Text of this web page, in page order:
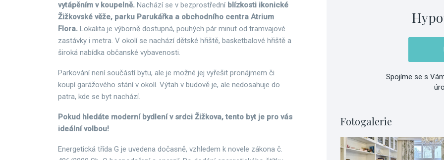
Spojíme se s
Fotogalerie
vytápěním v koupelně. Nachází se v bezprostřední blízkosti ikonické
Žižkovské věže, parku Parukářka a obchodního centra Atrium
Flora. Lokalita je výborně dostupná, pouhých pár minut od tramvajové
zastávky i metra. V okolí se nachází dětské hřiště, basketbalové hřiště a
široká nabídka občanské vybavenosti.
Parkování není součástí bytu, ale je možné jej vyřešit pronájmem či
koupí garážového stání v okolí. Výtah v budově je, ale nedosahuje do
patra, kde se byt nachází.
Pokud hledáte moderní bydlení v srdci Žižkova, tento byt je pro vás
ideální volbou!
Energetická třída G je uvedena dočasně, vzhledem k novele zákona č.